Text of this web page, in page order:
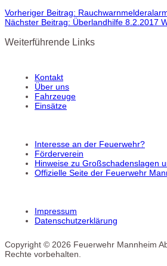
Vorheriger Beitrag:
Nächster Beitrag: Überlandhilfe 8.2.2017
Weiterführende Links
Kontakt
Über uns
Fahrzeuge
Einsätze
Interesse an der Feuerwehr?
Förderverein
Hinweise zu Großschadenslagen
Offizielle Seite der Feuerwehr
Impressum
Datenschutzerklärung
Copyright © 2026 Feuerwehr Mannheim
Rechte vorbehalten.